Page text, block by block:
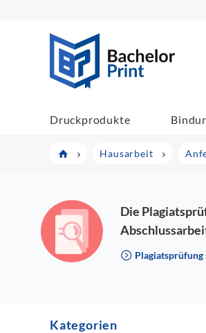
Druckprodukte
Hausarbeit
Die
Plagiatsprüfung
Kategorien